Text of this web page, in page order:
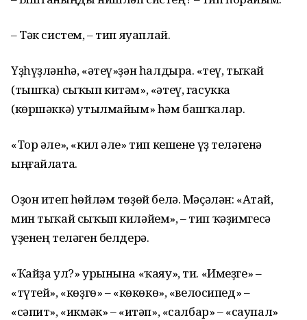
– Тәк систем, – тип яуаплай.
Үҙһүҙләнһә, «әтеү»ҙән һалдыра. «Әтеү, тыҡай
(тышҡа) сыҡып китәм», «әтеү, гасукка
(көршәккә) утылмайым» һәм башҡалар.
«Тор әле», «кил әле» тип кешене үҙ теләгенә
ыңғайлата.
Оҙон итеп һөйләм төҙөй белә. Мәҫәлән: «Атай,
мин тыҡай сыҡып киләйем», – тип ҡәҙимгесә
үҙенең теләген белдерә.
«Ҡайҙа ул?» урынына «ҡаяу», ти. «Имеҙге» –
«түтей», «көҙгө» – «көкөкө», «велосипед» –
«сәпит», «икмәк» – «итәп», «салбар» – «саупал»